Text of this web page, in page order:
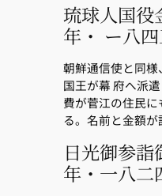
琉球人国役
年・ ー八
朝鮮通信使と同
国王が幕 府へ派
費が菅江の住民
る。名前と金額が
日光御参
年・一八二